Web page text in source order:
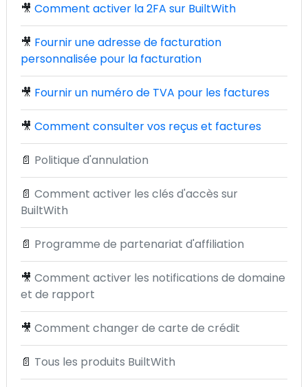
🎥 Comment activer la 2FA sur BuiltWith
🎥 Fournir une adresse de facturation
personnalisée pour la facturation
🎥 Fournir un numéro de TVA pour les factures
🎥 Comment consulter vos reçus et factures
📄 Politique d'annulation
📄 Comment activer les clés d'accès sur
BuiltWith
📄 Programme de partenariat d'affiliation
🎥 Comment activer les notifications de domaine
et de rapport
🎥 Comment changer de carte de crédit
📄 Tous les produits BuiltWith